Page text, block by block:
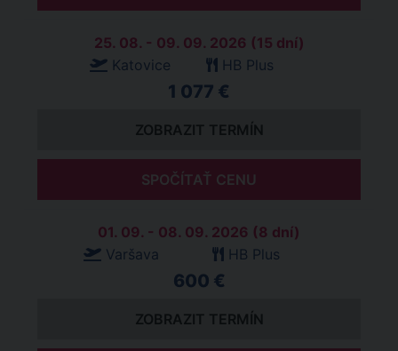
25. 08. - 09. 09. 2026 (15 dní)
Katovice
HB Plus
1 077 €
ZOBRAZIT TERMÍN
SPOČÍTAŤ CENU
01. 09. - 08. 09. 2026 (8 dní)
Varšava
HB Plus
600 €
ZOBRAZIT TERMÍN